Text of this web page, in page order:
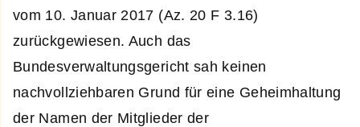
vom 10. Januar 2017 (Az. 20 F 3.16)
zurückgewiesen. Auch das
Bundesverwaltungsgericht sah keinen
nachvollziehbaren Grund für eine Geheimhaltung
der Namen der Mitglieder der